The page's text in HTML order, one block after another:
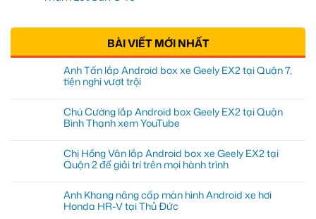
BÀI VIẾT MỚI NHẤT
Anh Tấn lắp Android box xe Geely EX2 tại Quận 7,
tiện nghi vượt trội
Chú Cường lắp Android box Geely EX2 tại Quận
Bình Thạnh xem YouTube
Chị Hồng Vân lắp Android box xe Geely EX2 tại
Quận 2 để giải trí trên mọi hành trình
Anh Khang nâng cấp màn hình Android xe hơi
Honda HR-V tại Thủ Đức